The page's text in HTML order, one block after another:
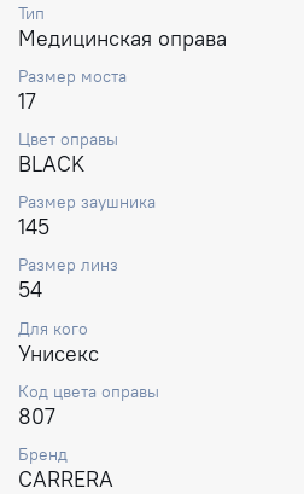
Тип
Медицинская оправа
Размер моста
17
Цвет оправы
BLACK
Размер заушника
145
Размер линз
54
Для кого
Унисекс
Код цвета оправы
807
Бренд
CARRERA